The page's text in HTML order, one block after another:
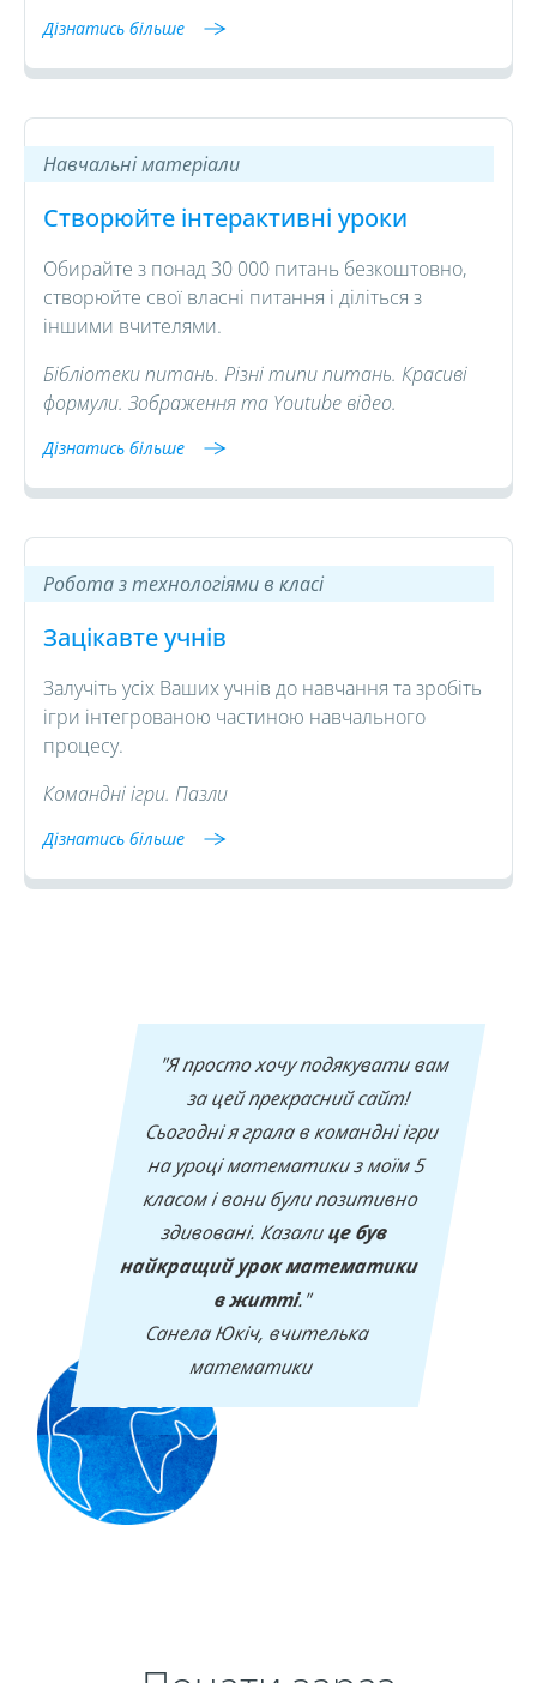
Дізнатись більше
Навчальні матеріали
Створюйте інтерактивні уроки
Обирайте з понад 30 000 питань безкоштовно,
створюйте свої власні питання i діліться з
іншими вчителями.
Бібліотеки питань. Різні типи питань. Красиві
формули. Зображення та Youtube відео.
Дізнатись більше
Робота з технологіями в класі
Зацікавте учнів
Залучіть усіх Ваших учнів до навчання та зробіть
ігри інтегрованою частиною навчального
процесу.
Командні ігри. Пазли
Дізнатись більше
"Я просто хочу подякувати вам
за цей прекрасний сайт!
Сьогодні я грала в командні ігри
на уроці математики з моїм 5
класом і вони були позитивно
здивовані. Казалице був
найкращий урок математики
в житті."‍
‍Санела Юкіч, вчителька
математики